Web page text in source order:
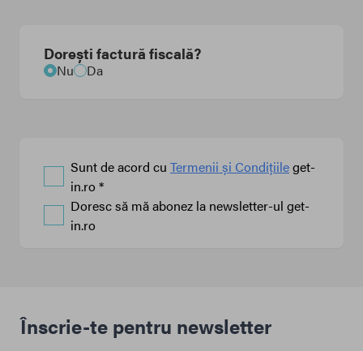
Dorești factură fiscală?
Nu Da
Sunt de acord cu Termenii și Condițiileget-
in.ro *
Doresc să mă abonez la newsletter-ul get-
in.ro
Înscrie-te pentru newsletter